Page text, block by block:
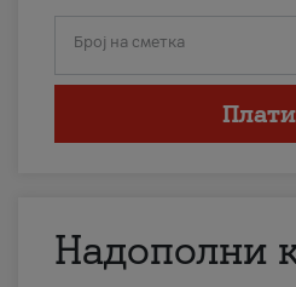
Број на сметка
Плати
Надополни